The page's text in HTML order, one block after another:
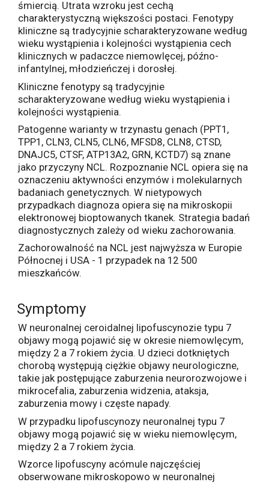
śmiercią. Utrata wzroku jest cechą
charakterystyczną większości postaci. Fenotypy
kliniczne są tradycyjnie scharakteryzowane według
wieku wystąpienia i kolejności wystąpienia cech
klinicznych w padaczce niemowlęcej, późno-
infantylnej, młodzieńczej i dorosłej.
Kliniczne fenotypy są tradycyjnie
scharakteryzowane według wieku wystąpienia i
kolejności wystąpienia.
Patogenne warianty w trzynastu genach (PPT1,
TPP1, CLN3, CLN5, CLN6, MFSD8, CLN8, CTSD,
DNAJC5, CTSF, ATP13A2, GRN, KCTD7) są znane
jako przyczyny NCL. Rozpoznanie NCL opiera się na
oznaczeniu aktywności enzymów i molekularnych
badaniach genetycznych. W nietypowych
przypadkach diagnoza opiera się na mikroskopii
elektronowej bioptowanych tkanek. Strategia badań
diagnostycznych zależy od wieku zachorowania.
Zachorowalność na NCL jest najwyższa w Europie
Północnej i USA - 1 przypadek na 12 500
mieszkańców.
Symptomy
W neuronalnej ceroidalnej lipofuscynozie typu 7
objawy mogą pojawić się w okresie niemowlęcym,
między 2 a 7 rokiem życia. U dzieci dotkniętych
chorobą występują ciężkie objawy neurologiczne,
takie jak postępujące zaburzenia neurorozwojowe i
mikrocefalia, zaburzenia widzenia, ataksja,
zaburzenia mowy i częste napady.
W przypadku lipofuscynozy neuronalnej typu 7
objawy mogą pojawić się w wieku niemowlęcym,
między 2 a 7 rokiem życia.
Wzorce lipofuscyny acómule najczęściej
obserwowane mikroskopowo w neuronalnej